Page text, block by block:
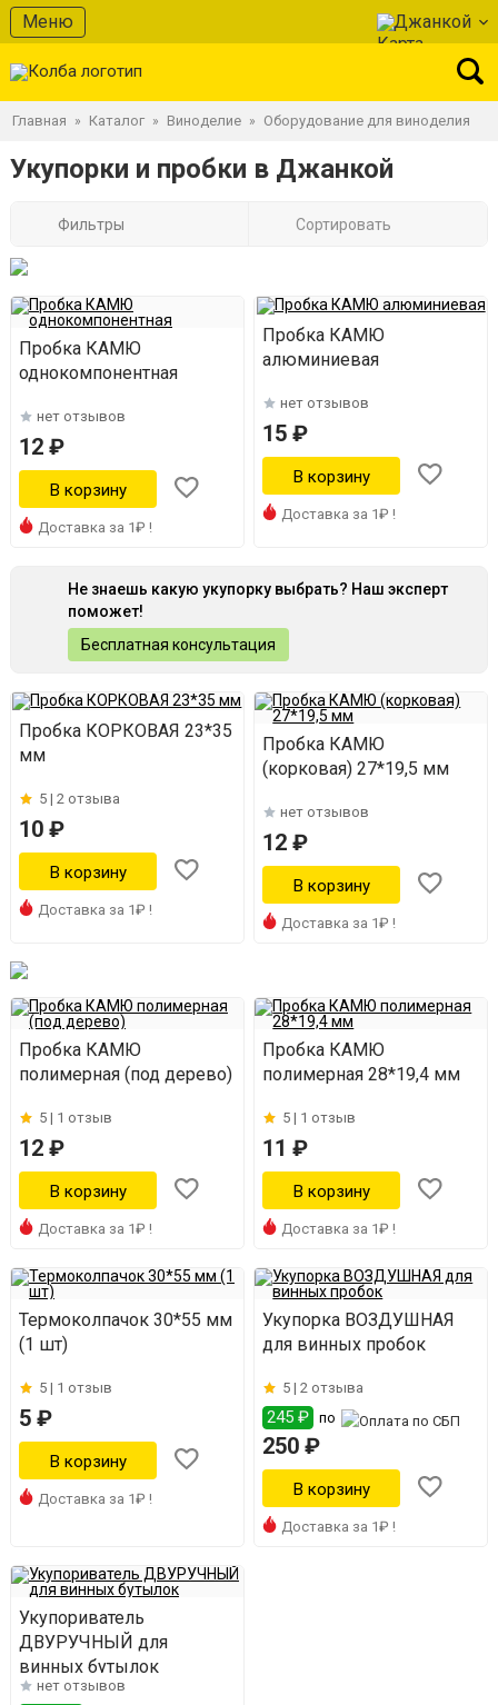
Меню Джанкой
Главная » Каталог » Виноделие » Оборудование для виноделия
Укупорки и пробки в Джанкой
Фильтры Сортировать
Пробка КАМЮ
однокомпонентная
нет отзывов
12 ₽
Доставка за 1₽ !
Пробка КАМЮ
алюминиевая
нет отзывов
15 ₽
Доставка за 1₽ !
Не знаешь какую укупорку выбрать? Наш эксперт
поможет!
Бесплатная консультация
Пробка КОРКОВАЯ 23*35
мм
5 | 2 отзыва
10 ₽
Доставка за 1₽ !
Пробка КАМЮ
(корковая) 27*19,5 мм
нет отзывов
12 ₽
Доставка за 1₽ !
Пробка КАМЮ
полимерная (под дерево)
5 | 1 отзыв
12 ₽
Доставка за 1₽ !
Пробка КАМЮ
полимерная 28*19,4 мм
5 | 1 отзыв
11 ₽
Доставка за 1₽ !
Термоколпачок 30*55 мм
(1 шт)
5 | 1 отзыв
5 ₽
Доставка за 1₽ !
Укупорка ВОЗДУШНАЯ
для винных пробок
5 |2 отзыва
245 ₽ по
250 ₽
Доставка за 1₽ !
Укупориватель
ДВУРУЧНЫЙ для
винных бутылок
нет отзывов